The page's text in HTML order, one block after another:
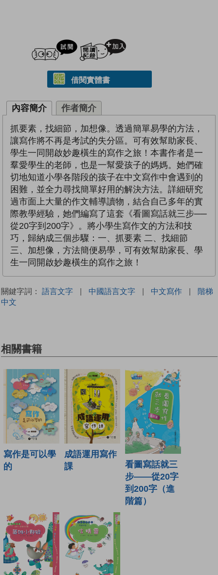
試閲
借閱實體書
內容簡介 作者簡介
抓要素，找細節，加想像。透過簡單易學的方法，
讓寫作將不再是考試的失分區。可有效幫助家長、
學生一同開啟妙趣橫生的寫作之旅！本書作者是一
羣愛學生的老師，也是一幫愛孩子的媽媽。她們確
切地知道小學各階段的孩子在中文寫作中會遇到的
困難，並全力尋找簡單好用的解決方法。詳細研究
過市面上大量的作文輔導讀物，結合自己多年的實
際教學經驗，她們編寫了這套《看圖寫話就三步──
從20字到200字》。將小學生寫作文的方法和技
巧，歸納成三個步驟：一、抓要素 二、找細節
三、加想像，方法簡便易學，可有效幫助家長、學
生一同開啟妙趣橫生的寫作之旅！
關鍵字詞： 語言文字 | 中國語言文字 | 中文寫作 |
階梯
中文
相關書籍
寫作是可以學
的
成語運用寫作
課
看圖寫話就三
步——從20字
到200字（進
階篇）